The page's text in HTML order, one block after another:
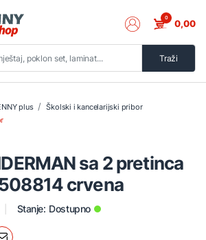
Traži
0 0,00
plus
Školski i kancelarijski pribor
sa 2 pretinca
crvena
Stanje: Dostupno